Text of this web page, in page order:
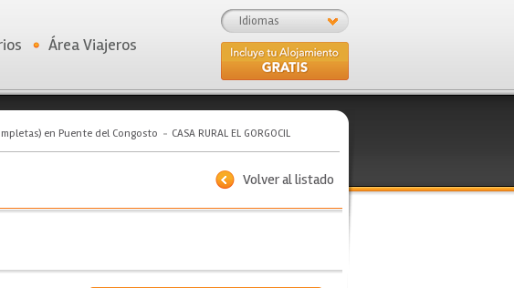
Idiomas
Área Viajeros
en Puente del Congosto CASA RURAL EL GORGOCIL
Volver al listado